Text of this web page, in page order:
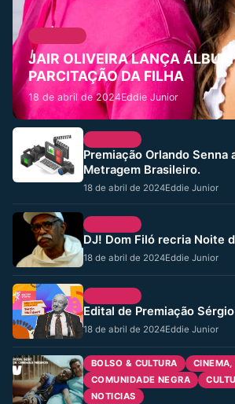
JAIR OLIVEIRA LANÇA
PARCITAÇÃO DA FILHA
18 de abril de 2024Eddie Junior
Premiação Orlando Senna
Metragem Brasileiro.
18 de abril de 2024Eddie Junior
DJ! Dom Filó recria Noite
18 de abril de 2024Eddie Junior
Edital de Premiação
18 de abril de 2024Eddie Junior
BOLSO & CULTURA
CINEMA,
COMUNIDADE NEGRA
NOTICIAS